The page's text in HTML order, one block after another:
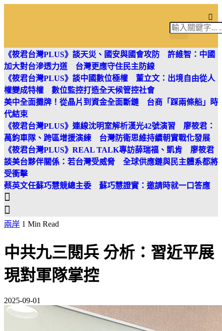
《筱君台灣PLUS》談天災、國安與國會攻防 許維智：中國
加大對台滲透力道 台灣更應守住民主防線
《筱君台灣PLUS》談中國數位極權 董立文：出境自由從人
權變成特權 數位監控打造全天候管控社會
美中全面攤牌！從晶片到資金全面斷鏈 台商「踩兩條船」時
代結束
《筱君台灣PLUS》連線沈明室解析漢光42號演習 廖筱君：
萬鈞車隊、跨區增援演練 台灣防衛思維持續朝實戰化發展
《筱君台灣PLUS》REAL TALK專訪薛瑞福、凱肯 廖筱君
談美台夥伴關係：若台灣受威脅 全球供應鏈與民主體系都將
受衝擊
蔡英文任蘇巧慧競總主委 蘇巧慧證實：邀請時就一口答應
兩岸 1 Min Read
中共九三閱兵 分析：習近平展
現對軍隊掌控
2025-09-01